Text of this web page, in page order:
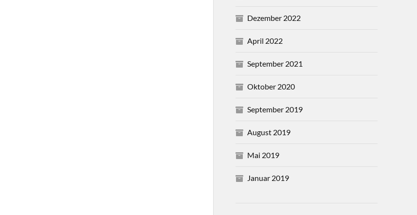
Dezember 2022
April 2022
September 2021
Oktober 2020
September 2019
August 2019
Mai 2019
Januar 2019